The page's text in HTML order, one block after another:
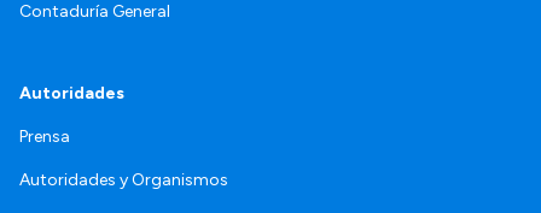
Contaduría General
Autoridades
Prensa
Autoridades y Organismos